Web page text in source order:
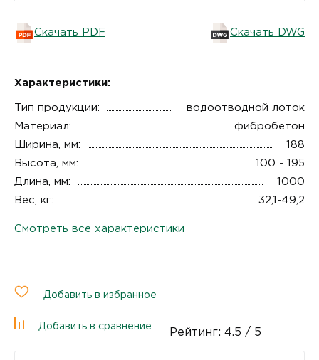
Скачать PDF Скачать DWG
Характеристики:
Тип продукции:
водоотводной лоток
Материал:
фибробетон
Ширина, мм:
188
Высота, мм:
100 - 195
Длина, мм:
1000
Вес, кг:
32,1-49,2
Смотреть все характеристики
Добавить в избранное
Добавить в сравнение
Рейтинг: 4.5 / 5